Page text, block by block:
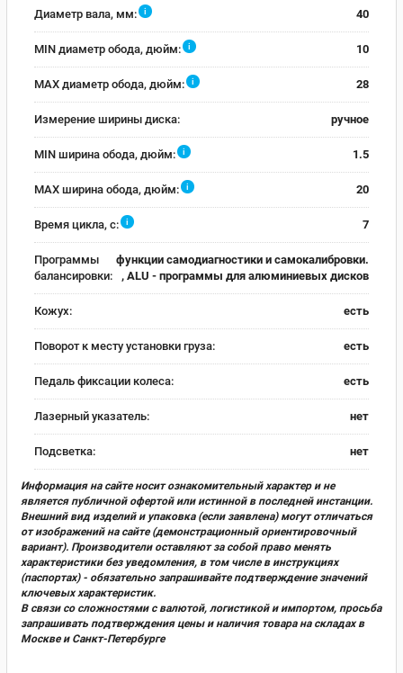
Диаметр вала, мм: i 40
MIN диаметр обода, дюйм: i 10
MAX диаметр обода, дюйм: i 28
Измерение ширины диска: ручное
MIN ширина обода, дюйм: i 1.5
MAX ширина обода, дюйм: i 20
Время цикла, с: i 7
Программы
балансировки:
функции самодиагностики и самокалибровки.
, ALU - программы для алюминиевых дисков
Кожух: есть
Поворот к месту установки груза: есть
Педаль фиксации колеса: есть
Лазерный указатель: нет
Подсветка: нет
Информация на сайте носит ознакомительный характер и не
является публичной офертой или истинной в последней инстанции.
Внешний вид изделий и упаковка (если заявлена) могут отличаться
от изображений на сайте (демонстрационный ориентировочный
вариант). Производители оставляют за собой право менять
характеристики без уведомления, в том числе в инструкциях
(паспортах) - обязательно запрашивайте подтверждение значений
ключевых характеристик.
В связи со сложностями с валютой, логистикой и импортом, просьба
запрашивать подтверждения цены и наличия товара на складах в
Москве и Санкт-Петербурге